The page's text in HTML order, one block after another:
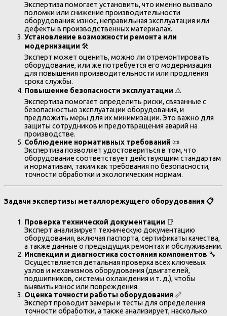
Экспертиза помогает установить, что именно вызвало
поломки или снижение производительности
оборудования: износ, неправильная эксплуатация или
дефекты в производственных материалах.
Установление возможности ремонта или
модернизации 🛠️
Эксперт может оценить, можно ли отремонтировать
оборудование, или же потребуется его модернизация
для повышения производительности или продления
срока службы.
Повышение безопасности эксплуатации ⚠️
Экспертиза помогает определить риски, связанные с
безопасностью эксплуатации оборудования, и
предложить меры для их минимизации. Это важно для
защиты сотрудников и предотвращения аварий на
производстве.
Соблюдение нормативных требований 📜
Экспертиза позволяет удостовериться в том, что
оборудование соответствует действующим стандартам
и нормативам, таким как требования по безопасности,
точности обработки и экологическим нормам.
Задачи экспертизы металлорежущего оборудования📋
Проверка технической документации 📑
Эксперт анализирует техническую документацию
оборудования, включая паспорта, сертификаты качества,
а также данные о предыдущих ремонтах и обслуживании.
Инспекция и диагностика состояния компонентов 🔧
Осуществляется детальная проверка всех ключевых
узлов и механизмов оборудования (двигателей,
подшипников, системы охлаждения и т. д.), чтобы
выявить износ или повреждения.
Оценка точности работы оборудования 📏
Эксперт проводит замеры и тесты для определения
точности обработки, а также анализирует, насколько